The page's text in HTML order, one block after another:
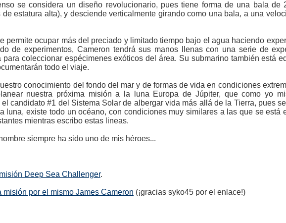
se considera un diseño revolucionario, pues tiene forma de una bala de
estatura alta), y desciende verticalmente girando como una bala, a una
permite ocupar más del preciado y limitado tiempo bajo el agua haciendo
de experimentos, Cameron tendrá sus manos llenas con una serie de
coleccionar espécimenes exóticos del área. Su submarino también está
todo el viaje.
conocimiento del fondo del mar y de formas de vida en condiciones
nuestra próxima misión a la luna Europa de Júpiter, que como yo
candidato #1 del Sistema Solar de albergar vida más allá de la Tierra, pues
luna, existe todo un océano, con condiciones muy similares a las que se está
mientras escribo estas lineas.
siempre ha sido uno de mis héroes...
Deep Sea Challenger.
por el mismo James Cameron (¡gracias syko45 por el enlace!)